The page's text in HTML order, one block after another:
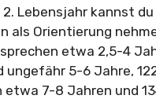
2. Lebensjahr kannst
als Orientierung
etwa 2,5-4
ungefähr 5-6 Jahre,
etwa 7-8 Jahren und